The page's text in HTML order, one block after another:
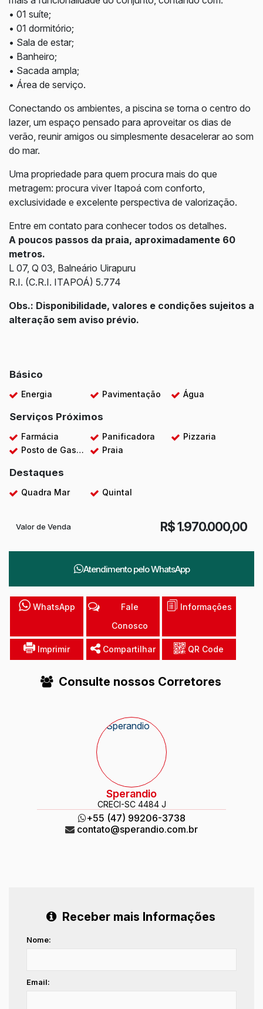
• 01 suíte;
• 01 dormitório;
• Sala de estar;
• Banheiro;
• Sacada ampla;
• Área de serviço.
Conectando os ambientes, a piscina se torna o centro do
lazer, um espaço pensado para aproveitar os dias de
verão, reunir amigos ou simplesmente desacelerar ao som
do mar.
Uma propriedade para quem procura mais do que
metragem: procura viver Itapoá com conforto,
exclusividade e excelente perspectiva de valorização.
Entre em contato para conhecer todos os detalhes.
A poucos passos da praia, aproximadamente 60
metros.
L 07, Q 03, Balneário Uirapuru
R.I. (C.R.I. ITAPOÁ) 5.774
Obs.: Disponibilidade, valores e condições sujeitos a
alteração sem aviso prévio.
Básico
Energia Pavimentação Água
Serviços Próximos
Farmácia Panificadora
Pizzaria
Posto de Gasolina
Praia
Destaques
Quadra Mar Quintal
R$1.970.000,00
Valor de Venda
Atendimento peloWhatsApp
WhatsApp
Fale
Conosco
Informações
Imprimir Compartilhar QR Code
Consulte nossos Corretores
Sperandio
CRECI-SC 4484 J
+55 (47) 99206-3738
contato@sperandio.com.br
Receber mais Informações
Nome:
Email: